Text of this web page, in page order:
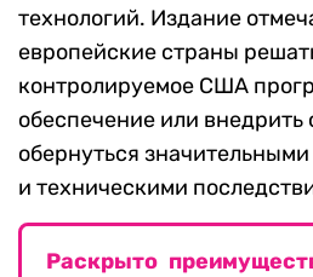
технологий. Издание
европейские страны
контролируемое США
обеспечение или внедрить
обернуться
и техническими
Раскрыто